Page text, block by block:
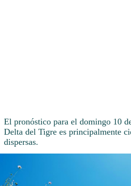
El pronóstico para el domingo 10
Delta del Tigre es principalmente
dispersas.